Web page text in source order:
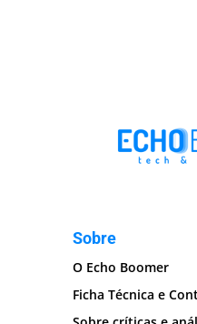
Sobre
O Echo Boomer
Ficha Técnica e